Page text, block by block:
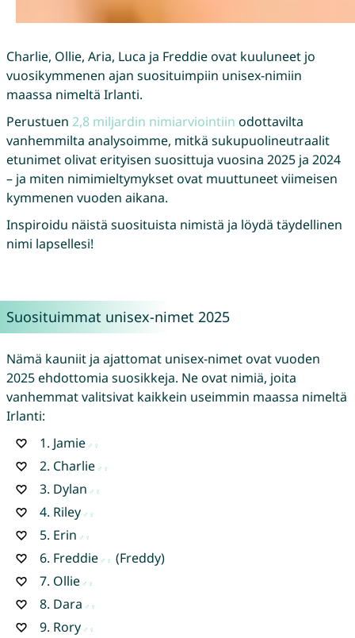
Charlie, Ollie, Aria, Luca ja Freddie ovat kuuluneet jo
vuosikymmenen ajan suosituimpiin unisex-nimiin
maassa nimeltä Irlanti.
Perustuen 2,8 miljardin nimiarviointiin odottavilta
vanhemmilta analysoimme, mitkä sukupuolineutraalit
etunimet olivat erityisen suosittuja vuosina 2025 ja 2024
– ja miten nimimieltymykset ovat muuttuneet viimeisen
kymmenen vuoden aikana.
Inspiroidu näistä suosituista nimistä ja löydä täydellinen
nimi lapsellesi!
Suosituimmat unisex-nimet 2025
Nämä kauniit ja ajattomat unisex-nimet ovat vuoden
2025 ehdottomia suosikkeja. Ne ovat nimiä, joita
vanhemmat valitsivat kaikkein useimmin maassa nimeltä
Irlanti:
1. Jamie
2. Charlie
3. Dylan
4. Riley
5. Erin
6. Freddie
(Freddy)
7. Ollie
8. Dara
9. Rory